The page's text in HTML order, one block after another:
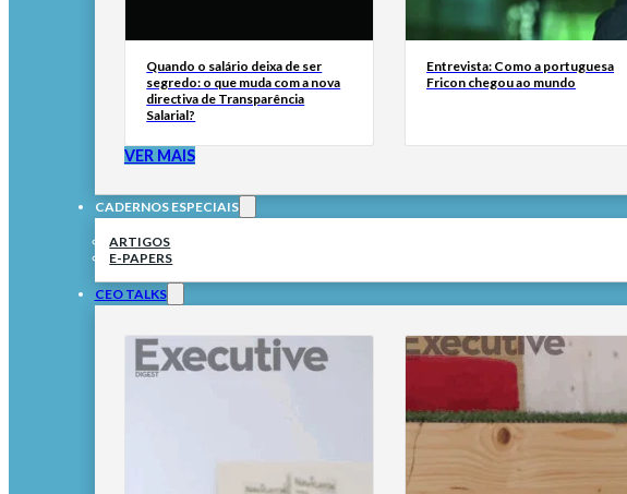
Quando o salário deixa de ser
segredo: o que muda com a nova
directiva de Transparência
Salarial?
Entrevista: Como a portuguesa
Fricon chegou ao mundo
VER MAIS
CADERNOS ESPECIAIS
ARTIGOS
E-PAPERS
CEO TALKS